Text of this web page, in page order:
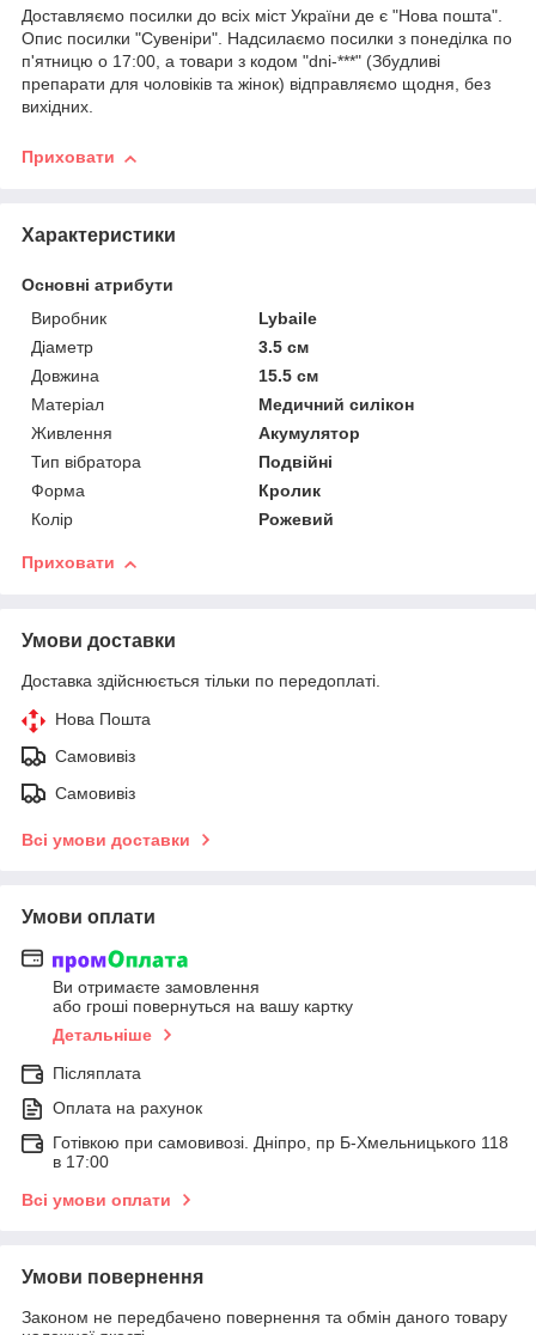
Доставляємо посилки до всіх міст України де є "Нова пошта".
Опис посилки "Сувеніри". Надсилаємо посилки з понеділка по
п'ятницю о 17:00, а товари з кодом "dni-***" (Збудливі
препарати для чоловіків та жінок) відправляємо щодня, без
вихідних.
Приховати
Характеристики
Основні атрибути
Виробник
Lybaile
Діаметр
3.5 см
Довжина
15.5 см
Матеріал
Медичний силікон
Живлення
Акумулятор
Тип вібратора
Подвійні
Форма
Кролик
Колір
Рожевий
Приховати
Умови доставки
Доставка здійснюється тільки по передоплаті.
Нова Пошта
Самовивіз
Самовивіз
Всі умови доставки
Умови оплати
Ви отримаєте замовлення
або гроші повернуться на вашу картку
Детальніше
Післяплата
Оплата на рахунок
Готівкою при самовивозі. Дніпро, пр Б-Хмельницького 118
в 17:00
Всі умови оплати
Умови повернення
Законом не передбачено повернення та обмін даного товару